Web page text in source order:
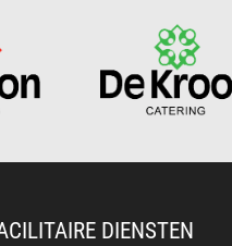
DIENSTEN